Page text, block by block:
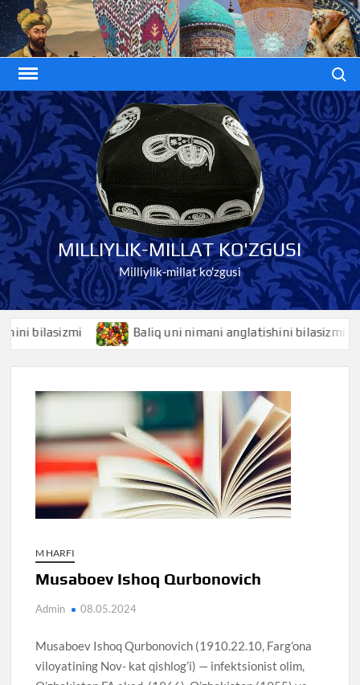
Skip
to
content
MILLIYLIK-MILLAT KO'ZGUSI
Milliylik-millat ko'zgusi
Baliq uni nimani anglatishini bilasizmi
M HARFI
Musaboev Ishoq Qurbonovich
Admin 08.05.2024
Musaboev Ishoq Qurbonovich (1910.22.10, Farg’ona
viloyatining Nov- kat qishlog’i) — infektsionist olim,